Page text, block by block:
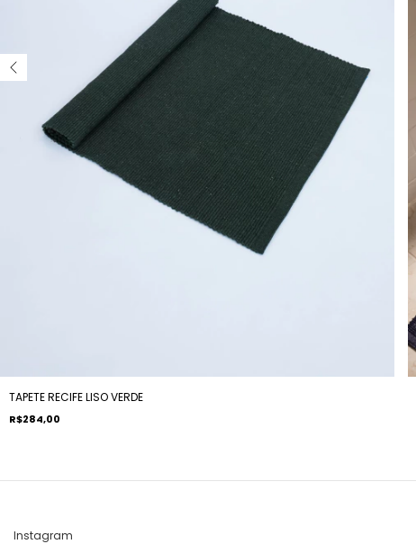
TAPETE RECIFE LISO VERDE
R$284,00
Instagram